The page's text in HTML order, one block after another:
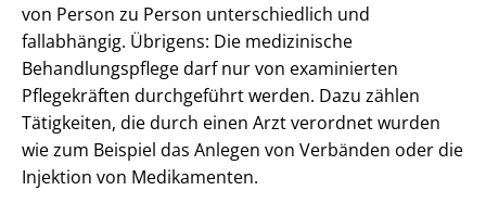
von Person zu Person unterschiedlich und
fallabhängig. Übrigens: Die medizinische
Behandlungspflege darf nur von examinierten
Pflegekräften durchgeführt werden. Dazu zählen
Tätigkeiten, die durch einen Arzt verordnet wurden
wie zum Beispiel das Anlegen von Verbänden oder die
Injektion von Medikamenten.